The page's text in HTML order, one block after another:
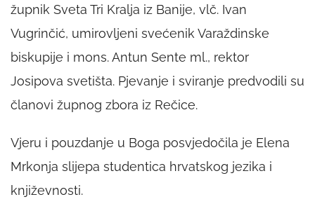
župnik Sveta Tri Kralja iz Banije, vlč. Ivan
Vugrinčić, umirovljeni svećenik Varaždinske
biskupije i mons. Antun Sente ml., rektor
Josipova svetišta. Pjevanje i sviranje predvodili su
članovi župnog zbora iz Rečice.
Vjeru i pouzdanje u Boga posvjedočila je Elena
Mrkonja slijepa studentica hrvatskog jezika i
književnosti.